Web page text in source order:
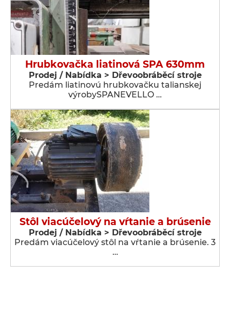
Hrubkovačka liatinová SPA 630mm
Prodej / Nabídka > Dřevoobráběcí stroje
Predám liatinovú hrubkovačku talianskej
výrobySPANEVELLO …
Stôl viacúčelový na vŕtanie a brúsenie
Prodej / Nabídka > Dřevoobráběcí stroje
Predám viacúčelový stôl na vŕtanie a brúsenie. 3
…